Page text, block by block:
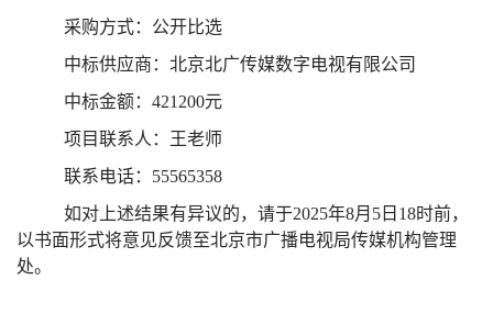
采购方式：公开比选
中标供应商：北京北广传媒数字电视有限公司
中标金额：421200元
项目联系人：王老师
联系电话：55565358
如对上述结果有异议的，请于2025年8月5日18时前，
以书面形式将意见反馈至北京市广播电视局传媒机构管理
处。